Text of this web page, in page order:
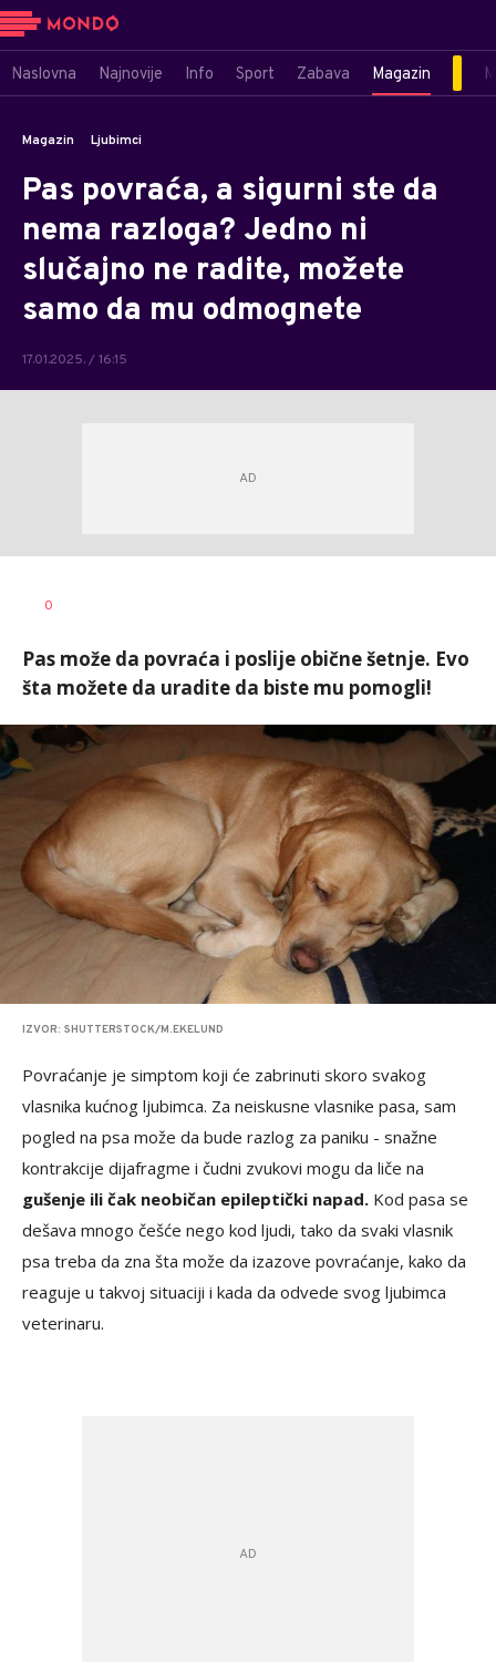
Naslovna Najnovije Info Sport Zabava Magazin
Magazin Ljubimci
Pas povraća, a sigurni ste da
nema razloga? Jedno ni
slučajno ne radite, možete
samo da mu odmognete
17.01.2025. / 16:15
AUTOR
0
Pas može da povraća i poslije obične šetnje. Evo
šta možete da uradite da biste mu pomogli!
IZVOR: SHUTTERSTOCK/M.EKELUND
Povraćanje je simptom koji će zabrinuti skoro svakog
vlasnika kućnog ljubimca. Za neiskusne vlasnike pasa, sam
pogled na psa može da bude razlog za paniku - snažne
kontrakcije dijafragme i čudni zvukovi mogu da liče na
gušenje ili čak neobičan epileptički napad. Kod pasa se
dešava mnogo češće nego kod ljudi, tako da svaki vlasnik
psa treba da zna šta može da izazove povraćanje, kako da
reaguje u takvoj situaciji i kada da odvede svog ljubimca
veterinaru.